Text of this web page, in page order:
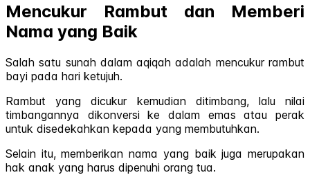
Mencukur Rambut dan Memberi
Nama yang Baik
Salah satu sunah dalam aqiqah adalah mencukur rambut
bayi pada hari ketujuh.
Rambut yang dicukur kemudian ditimbang, lalu nilai
timbangannya dikonversi ke dalam emas atau perak
untuk disedekahkan kepada yang membutuhkan.
Selain itu, memberikan nama yang baik juga merupakan
hak anak yang harus dipenuhi orang tua.